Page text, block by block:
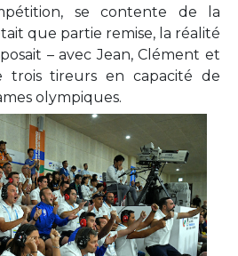
se contente de la
que partie remise, la réalité
– avec Jean, Clément et
trois tireurs en capacité de
olympiques.